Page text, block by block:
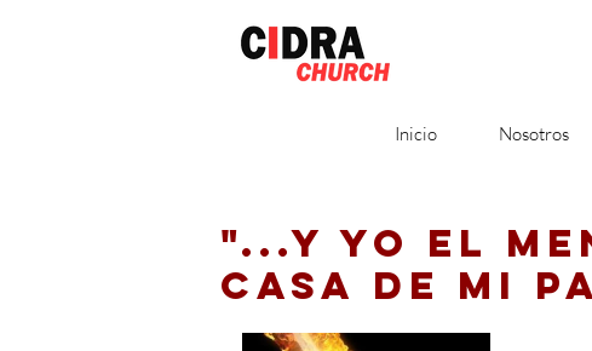
Inicio Nosotros
"...Y YO EL
CASA DE MI